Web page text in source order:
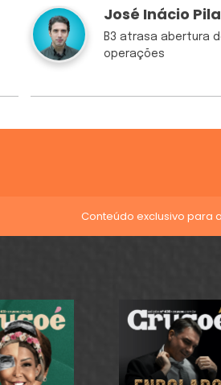
José Inácio
B3 atrasa abertura
operações
Conteúdo exclusivo para